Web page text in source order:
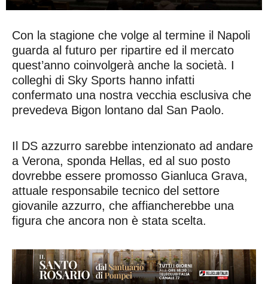
Con la stagione che volge al termine il Napoli
guarda al futuro per ripartire ed il mercato
quest’anno coinvolgerà anche la società. I
colleghi di Sky Sports hanno infatti
confermato una nostra vecchia esclusiva che
prevedeva Bigon lontano dal San Paolo.
Il DS azzurro sarebbe intenzionato ad andare
a Verona, sponda Hellas, ed al suo posto
dovrebbe essere promosso Gianluca Grava,
attuale responsabile tecnico del settore
giovanile azzurro, che affiancherebbe una
figura che ancora non è stata scelta.